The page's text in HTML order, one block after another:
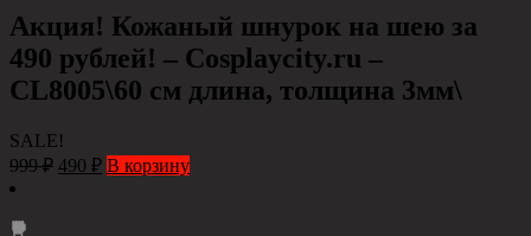
Акция! Кожаный шнурок на шею за
490 рублей! – Cosplaycity.ru –
CL8005\60 см длина, толщина 3мм\
SALE!
999₽ 490 ₽ В корзину